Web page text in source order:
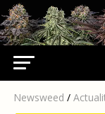
Newsweed /